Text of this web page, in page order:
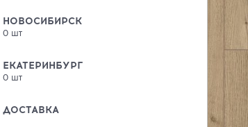
НОВОСИБИРСК
0 шт
ЕКАТЕРИНБУРГ
0 шт
ДОСТАВКА